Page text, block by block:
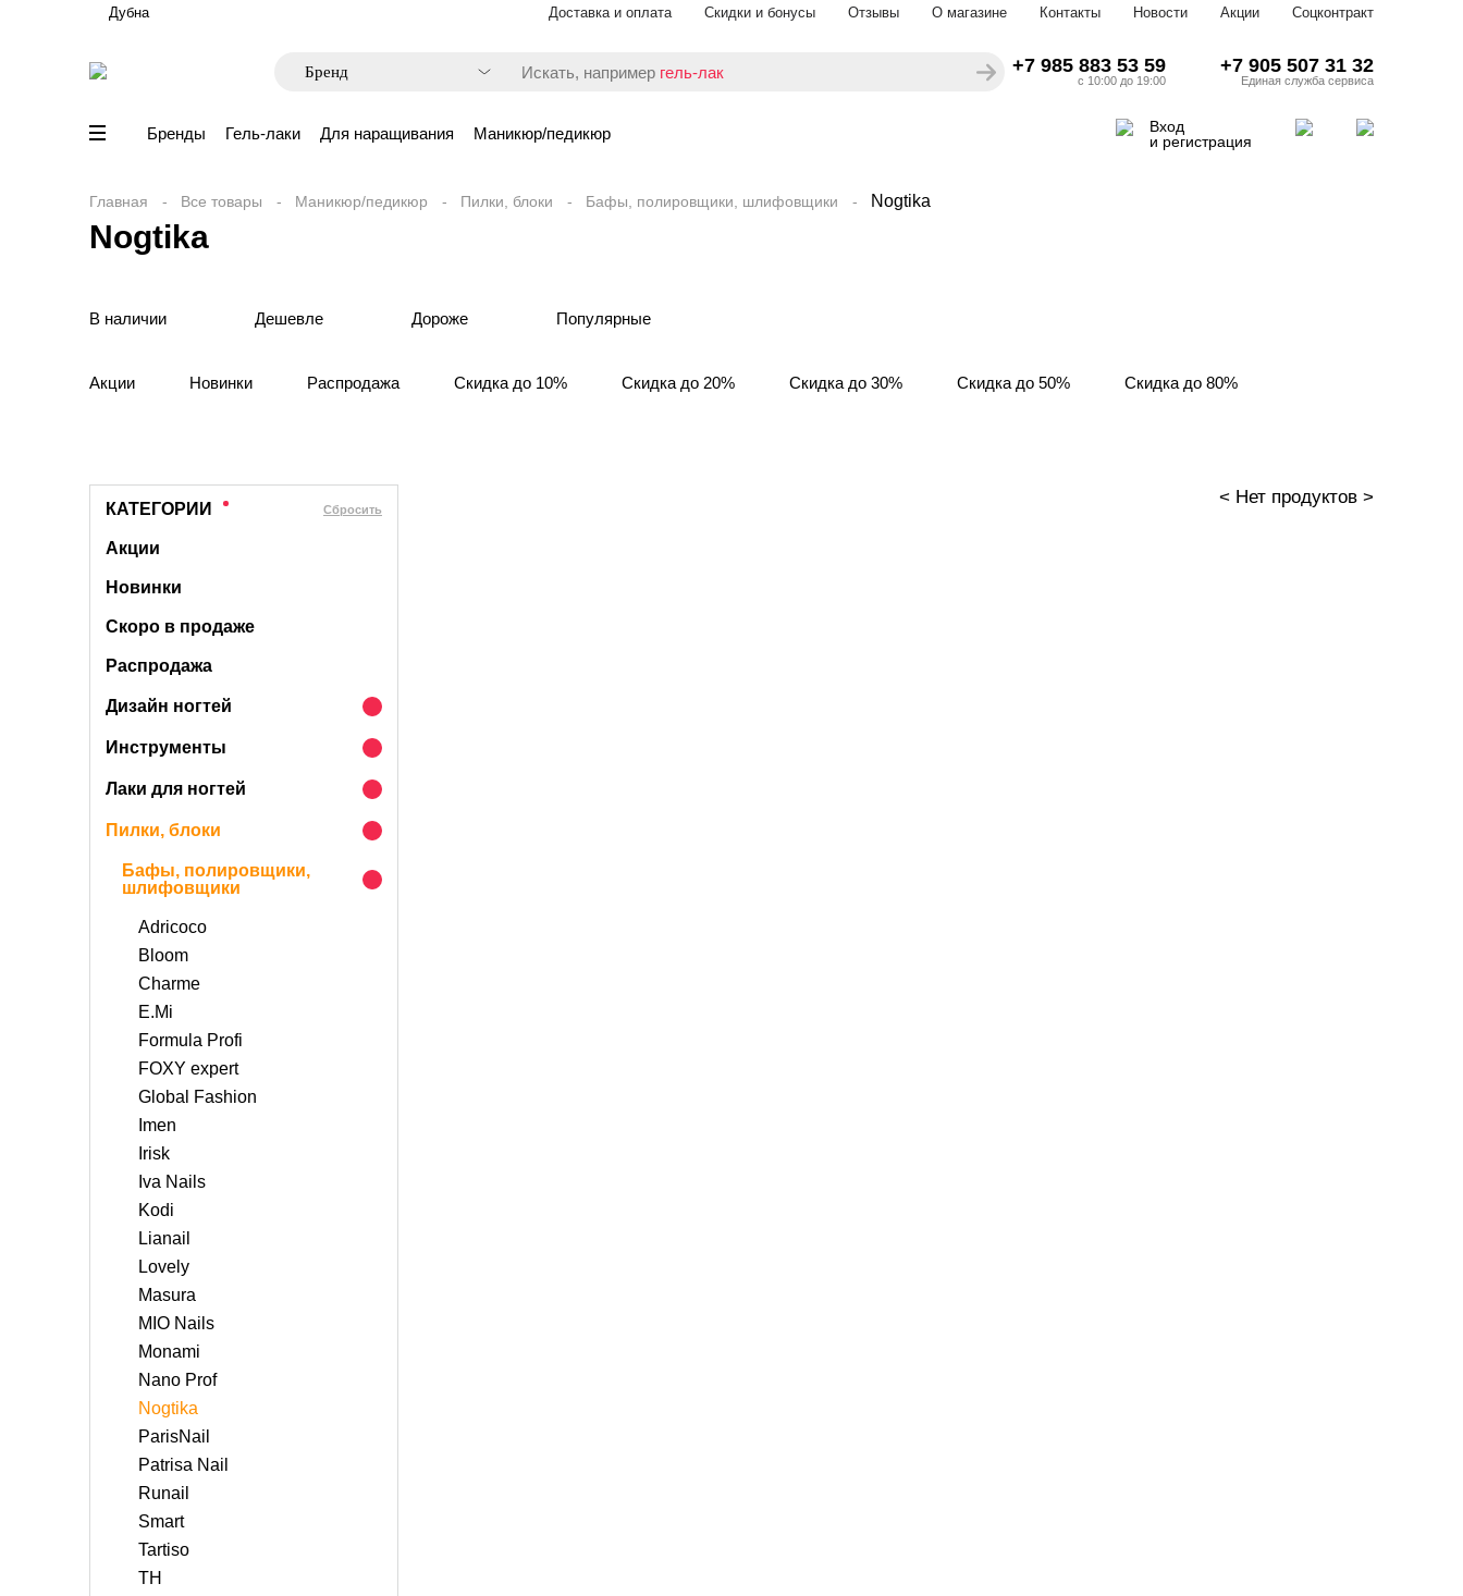
Дубна Доставка и оплата Скидки и бонусы Отзывы О магазине Контакты Новости Акции Соцконтракт
Искать, например гель-лак +7 985 883 53 59
с 10:00 до 19:00
+7 905 507 31 32
Единая служба сервиса
Бренды Гель-лаки Для наращивания Маникюр/педикюр
Вход
и регистрация
Главная Все товары Маникюр/педикюр Пилки, блоки Бафы, полировщики, шлифовщики Nogtika
Nogtika
В наличии Дешевле Дороже Популярные
Акции Новинки Распродажа Скидка до 10% Скидка до 20% Скидка до 30% Скидка до 50% Скидка до 80%
КАТЕГОРИИ Cбросить
Акции
Новинки
Скоро в продаже
Распродажа
Дизайн ногтей
Инструменты
Лаки для ногтей
Пилки, блоки
Бафы, полировщики,
шлифовщики
Adricoco
Bloom
Charme
E.Mi
Formula Profi
FOXY expert
Global Fashion
Imen
Irisk
Iva Nails
Kodi
Lianail
Lovely
Masura
MIO Nails
Monami
Nano Prof
Nogtika
ParisNail
Patrisa Nail
Runail
Smart
Tartiso
TH
< Нет продуктов >